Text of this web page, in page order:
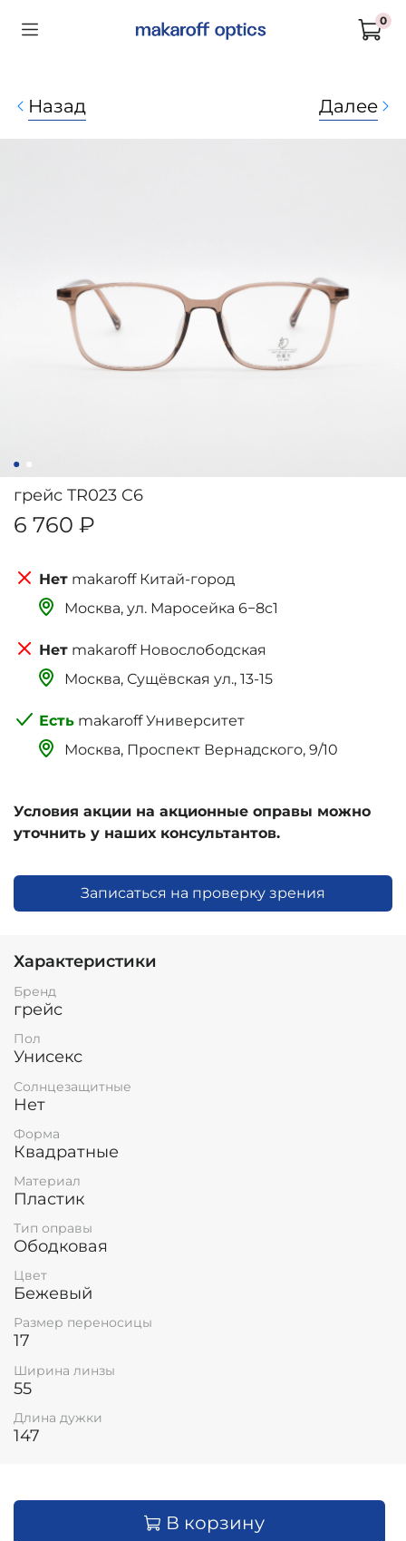
0
Назад Далее
грейс TR023 C6
6 760 ₽
makaroff Китай-город
Москва, ‌‌‌‌ул. Маросейка 6−8с1
makaroff Новослободская
Москва, Сущёвская ул., 13-15
makaroff Университет
Москва, Проспект Вернадского, 9/10
Условия акции на акционные оправы можно
уточнить у наших консультантов.
Записаться на проверку зрения
Характеристики
Бренд
грейс
Пол
Унисекс
Солнцезащитные
Нет
Форма
Квадратные
Материал
Пластик
Тип оправы
Ободковая
Цвет
Бежевый
Размер переносицы
17
Ширина линзы
55
Длина дужки
147
В корзину